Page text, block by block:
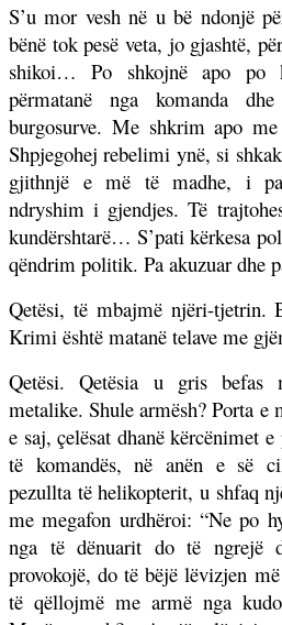
S’u mor vesh në u bë ndonjë
bënë tok pesë veta, jo gjashtë,
shikoi… Po shkojnë apo po
përmatanë nga komanda
burgosurve. Me shkrim apo
Shpjegohej rebelimi ynë, si
gjithnjë e më të madhe, i
ndryshim i gjendjes. Të
kundërshtarë… S’pati kërkesa
qëndrim politik. Pa akuzuar dhe
Qetësi, të mbajmë njëri-tjetrin.
Krimi është matanë telave me
Qetësi. Qetësia u gris
metalike. Shule armësh? Porta e
e saj, çelësat dhanë kërcënimet
të komandës, në anën e së
pezullta të helikopterit, u shfaq
me megafon urdhëroi: “Ne po
nga të dënuarit do të
provokojë, do të bëjë lëvizjen
të qëllojmë me armë nga